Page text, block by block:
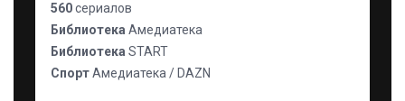
560сериалов
Библиотека Амедиатека
Библиотека START
СпортАмедиатека / DAZN